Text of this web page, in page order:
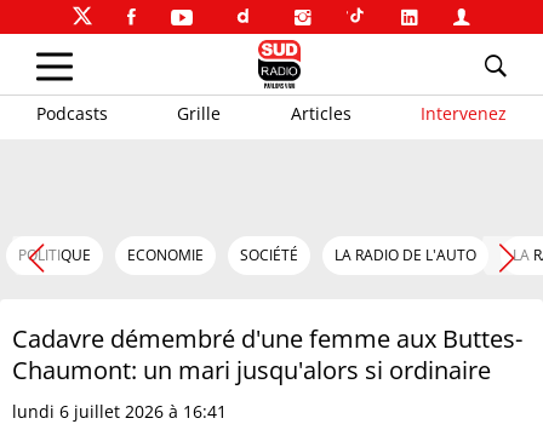
Podcasts Grille Articles Intervenez
POLITIQUE ECONOMIE SOCIÉTÉ LA RADIO DE L'AUTO LA
Cadavre démembré d'une femme aux Buttes-
Chaumont: un mari jusqu'alors si ordinaire
lundi 6 juillet 2026 à 16:41